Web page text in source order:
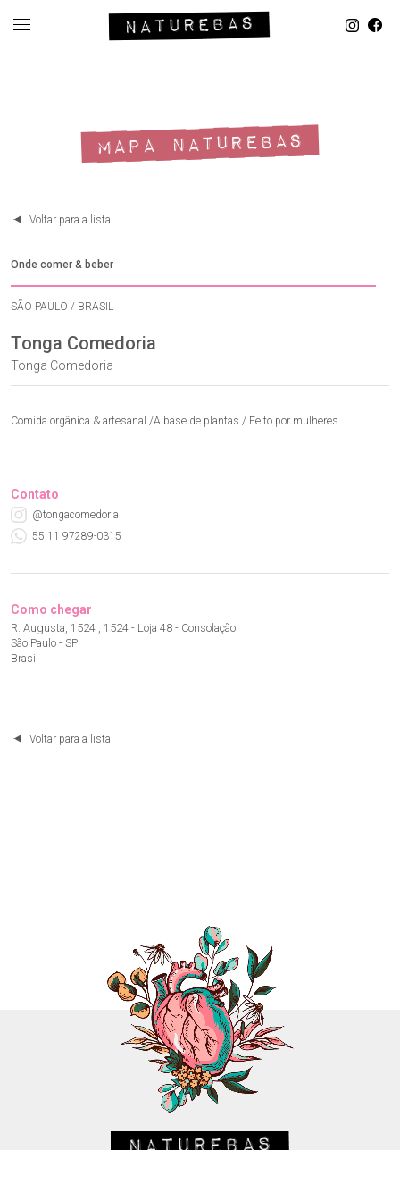
MAPA NATUREBAS
Voltar para a lista
Onde comer & beber
SÃO PAULO / BRASIL
Tonga Comedoria
Tonga Comedoria
Comida orgânica & artesanal /A base de plantas / Feito por mulheres
Contato
@tongacomedoria
55 11 97289-0315
Como chegar
R. Augusta, 1524 , 1524 - Loja 48 - Consolação
São Paulo - SP
Brasil
Voltar para a lista